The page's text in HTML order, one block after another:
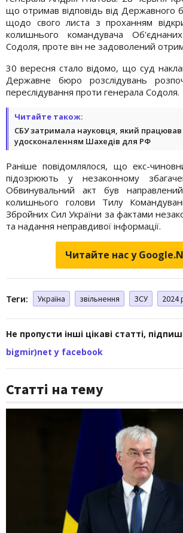
що отримав відповідь від Державного
щодо свого листа з проханням
колишнього командувача
Содоля, проте він не задоволений
30 вересня стало відомо, що суд
Державне бюро розслідувань
переслідування проти генерала Содоля.
Читайте також:
СБУ затримала науковця, який
удосконаленням Шахедів для РФ
Раніше повідомлялося, що екс-
підозрюють у незаконному
Обвинувальний акт був
колишнього голови Тилу
Збройних Сил України за фактами
та надання неправдивої інформації.
Читайте нас у
Теги: Україна звільнення ЗСУ 2024
Не пропусти інші цікаві статті,
bigmir)net у facebook
Статті на тему